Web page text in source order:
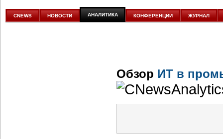
аналитике
CNEWS НОВОСТИ АНАЛИТИКА КОНФЕРЕНЦИИ ЖУРНАЛ
Обзор ИТ в